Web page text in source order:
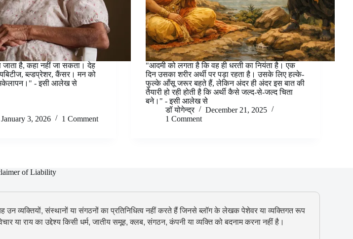
है, कहा नहीं जा सकता। देह
ब्ल्डप्रेशर, कैंसर। मन को
अकेलापन।" - इसी आलेख से
January 3, 2026 1 Comment
"आदमी को लगता है कि वह ही धरती का नियंता है। एक
दिन उसका शरीर अर्थी पर पड़ा रहता है। उसके लिए हल्के-
फुल्के आँसू जरूर बहते हैं, लेकिन अंदर ही अंदर इस बात की
तैयारी हो रही होती है कि अर्थी कैसे जल्द-से-जल्द चिता
बने।" - इसी आलेख से
डॉ योगेन्द्र
December 21, 2025
1 Comment
of Liability
व्यक्तियों, संस्थानों या संगठनों का प्रतिनिधित्व नहीं करते हैं जिनसे ब्लॉग के लेखक पेशेवर या व्यक्तिगत रूप
राय का उद्देश्य किसी धर्म, जातीय समूह, क्लब, संगठन, कंपनी या व्यक्ति को बदनाम करना नहीं है।